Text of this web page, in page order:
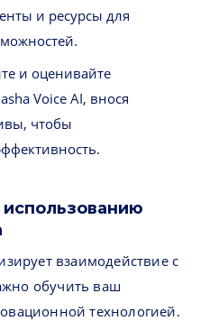
и ресурсы для
и оценивайте
Voice AI, внося
чтобы
взаимодействие с
обучить ваш
технологией.